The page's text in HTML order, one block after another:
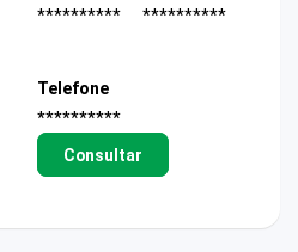
**********
**********
Telefone
**********
Consultar